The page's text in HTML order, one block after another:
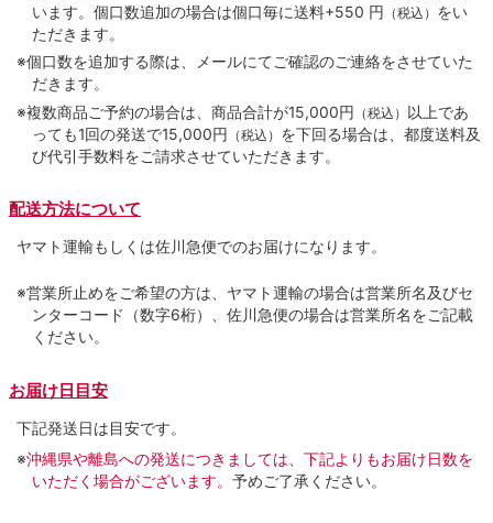
います。個口数追加の場合は個口毎に送料+550 円 （税込） をい
ただきます。
※個口数を追加する際は、メールにてご確認のご連絡をさせていた
だきます。
※複数商品ご予約の場合は、商品合計が15,000円 （税込） 以上であ
っても1回の発送で15,000円 （税込） を下回る場合は、都度送料及
び代引手数料をご請求させていただきます。
配送方法について
ヤマト運輸もしくは佐川急便でのお届けになります。
※営業所止めをご希望の方は、ヤマト運輸の場合は営業所名及びセ
ンターコード（数字6桁）、佐川急便の場合は営業所名をご記載
ください。
お届け日目安
下記発送日は目安です。
※沖縄県や離島への発送につきましては、下記よりもお届け日数を
いただく場合がございます。 予めご了承ください。